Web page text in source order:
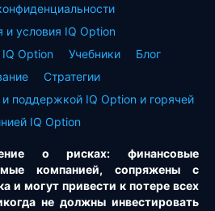
и условия IQ Option
Option
Учебники
Блог
Стратегии
поддержкой IQ Option и горячей
IQ Option
о рисках: финансовые
компанией, сопряжены с
и могут привести к потере всех
не должны инвестировать